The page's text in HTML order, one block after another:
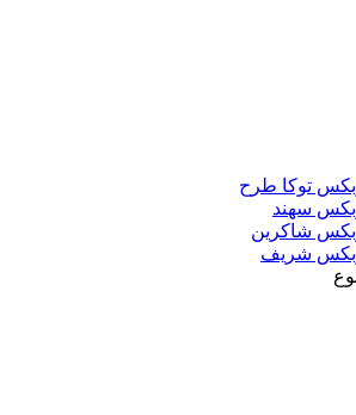
توکا طرح
سهند
شاکرین
شریف